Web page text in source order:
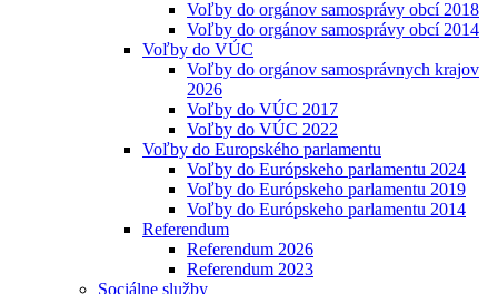
Voľby do orgánov samosprávy obcí 2018
Voľby do orgánov samosprávy obcí 2014
Voľby do VÚC
Voľby do orgánov samosprávnych krajov
2026
Voľby do VÚC 2017
Voľby do VÚC 2022
Voľby do Europského parlamentu
Voľby do Európskeho parlamentu 2024
Voľby do Európskeho parlamentu 2019
Voľby do Európskeho parlamentu 2014
Referendum
Referendum 2026
Referendum 2023
Sociálne služby